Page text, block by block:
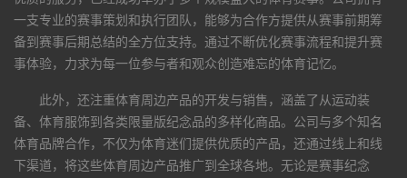
一支专业的赛事策划和执行团队，能够为合作方提供从赛事前期筹
备到赛事后期总结的全方位支持。通过不断优化赛事流程和提升赛
事体验，力求为每一位参与者和观众创造难忘的体育记忆。
此外，还注重体育周边产品的开发与销售，涵盖了从运动装
备、体育服饰到各类限量版纪念品的多样化商品。公司与多个知名
体育品牌合作，不仅为体育迷们提供优质的产品，还通过线上和线
下渠道，将这些体育周边产品推广到全球各地。无论是赛事纪念